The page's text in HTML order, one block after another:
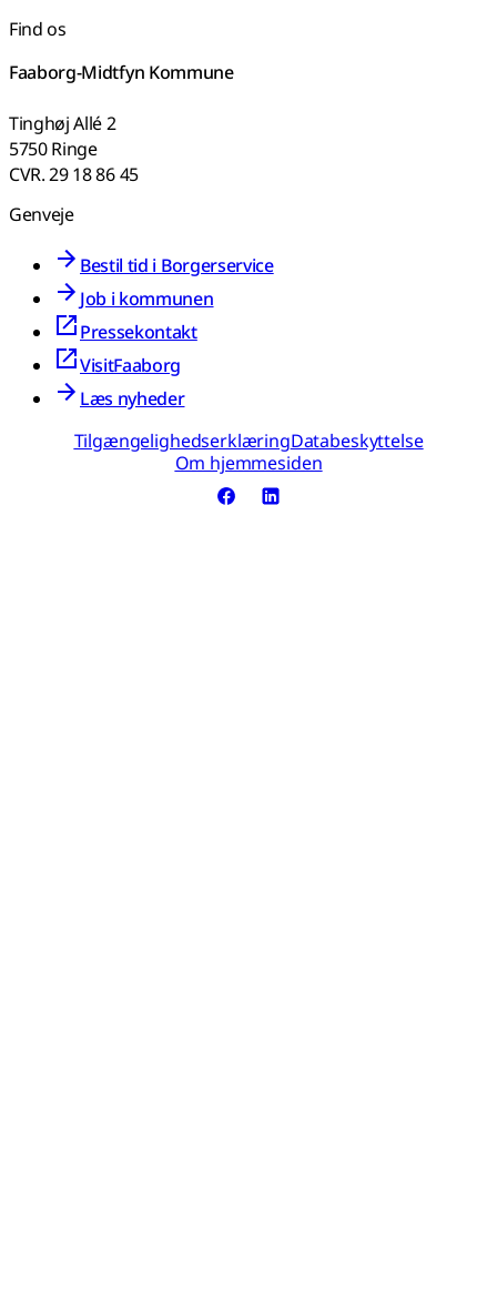
Find os
Faaborg-Midtfyn Kommune
Tinghøj Allé 2
5750 Ringe
CVR. 29 18 86 45
Genveje
Bestil tid i Borgerservice
Job i kommunen
Pressekontakt
VisitFaaborg
Læs nyheder
TilgængelighedserklæringDatabeskyttelse
Om hjemmesiden